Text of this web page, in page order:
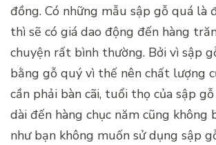
đồng. Có những mẫu sập gỗ quá là
thì sẽ có giá dao động đến hàng
chuyện rất bình thường. Bởi vì sập
bằng gỗ quý vì thế nên chất lượng
cần phải bàn cãi, tuổi thọ của sập
dài đến hàng chục năm cũng không
như bạn không muốn sử dụng sập